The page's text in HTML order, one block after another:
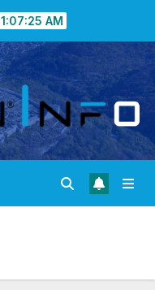
1:07:26 AM